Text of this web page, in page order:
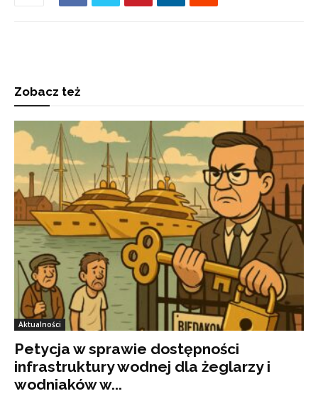
Zobacz też
Aktualności
Petycja w sprawie dostępności
infrastruktury wodnej dla żeglarzy i
wodniaków w...